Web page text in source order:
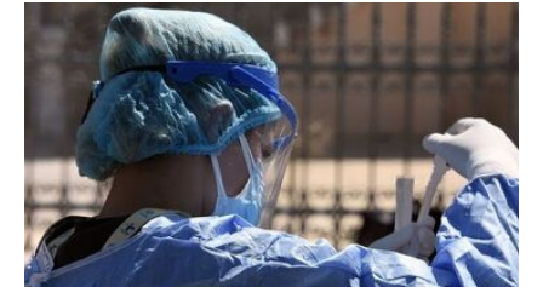
Μπορούσια
Ντόρτμουντ
Παρί Σεν
Ζερμέν
Μονακό
Ερυθρός
Αστέρας
Τότεναμ